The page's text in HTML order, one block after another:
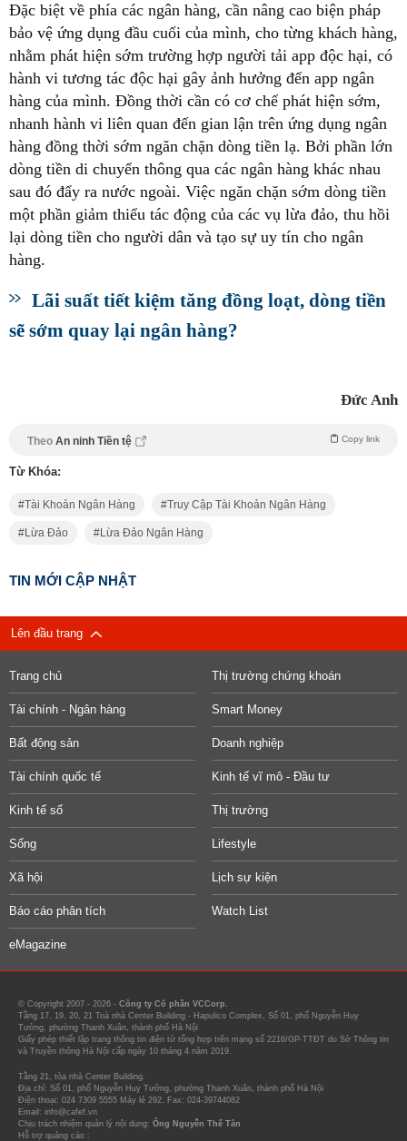
Đặc biệt về phía các ngân hàng, cần nâng cao biện pháp
bảo vệ ứng dụng đầu cuối của mình, cho từng khách hàng,
nhằm phát hiện sớm trường hợp người tải app độc hại, có
hành vi tương tác độc hại gây ảnh hưởng đến app ngân
hàng của mình. Đồng thời cần có cơ chế phát hiện sớm,
nhanh hành vi liên quan đến gian lận trên ứng dụng ngân
hàng đồng thời sớm ngăn chặn dòng tiền lạ. Bởi phần lớn
dòng tiền di chuyển thông qua các ngân hàng khác nhau
sau đó đẩy ra nước ngoài. Việc ngăn chặn sớm dòng tiền
một phần giảm thiểu tác động của các vụ lừa đảo, thu hồi
lại dòng tiền cho người dân và tạo sự uy tín cho ngân
hàng.
Lãi suất tiết kiệm tăng đồng loạt, dòng tiền
sẽ sớm quay lại ngân hàng?
Đức Anh
Theo An ninh Tiền tệ Copy link
Từ Khóa:
Tài Khoản Ngân Hàng Truy Cập Tài Khoản Ngân Hàng
Lừa Đảo Lừa Đảo Ngân Hàng
TIN MỚI CẬP NHẬT
Lên đầu trang
Trang chủ Thị trường chứng khoán
Tài chính - Ngân hàng Smart Money
Bất động sản Doanh nghiệp
Tài chính quốc tế Kinh tế vĩ mô - Đầu tư
Kinh tế số Thị trường
Sống Lifestyle
Xã hội Lịch sự kiện
Báo cáo phân tích Watch List
eMagazine
© Copyright 2007 - 2026 - Công ty Cổ phần VCCorp.
Tầng 17, 19, 20, 21 Toà nhà Center Building - Hapulico Complex, Số 01, phố Nguyễn Huy
Tưởng, phường Thanh Xuân, thành phố Hà Nội
Giấy phép thiết lập trang thông tin điện tử tổng hợp trên mạng số 2216/GP-TTĐT do Sở Thông tin
và Truyền thông Hà Nội cấp ngày 10 tháng 4 năm 2019.
Tầng 21, tòa nhà Center Building.
Địa chỉ: Số 01, phố Nguyễn Huy Tưởng, phường Thanh Xuân, thành phố Hà Nội
Điện thoại: 024 7309 5555 Máy lẻ 292. Fax: 024-39744082
Email: info@cafef.vn
Chịu trách nhiệm quản lý nội dung: Ông Nguyễn Thế Tân
Hỗ trợ quảng cáo :